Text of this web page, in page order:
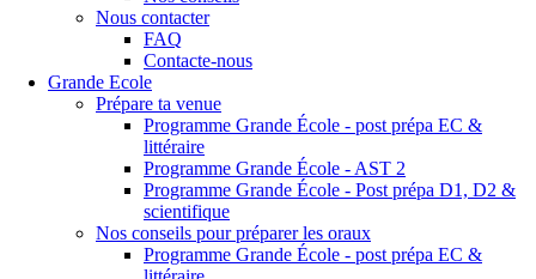
Nous contacter
FAQ
Contacte-nous
Grande Ecole
Prépare ta venue
Programme Grande École - post prépa EC &
littéraire
Programme Grande École - AST 2
Programme Grande École - Post prépa D1, D2 &
scientifique
Nos conseils pour préparer les oraux
Programme Grande École - post prépa EC &